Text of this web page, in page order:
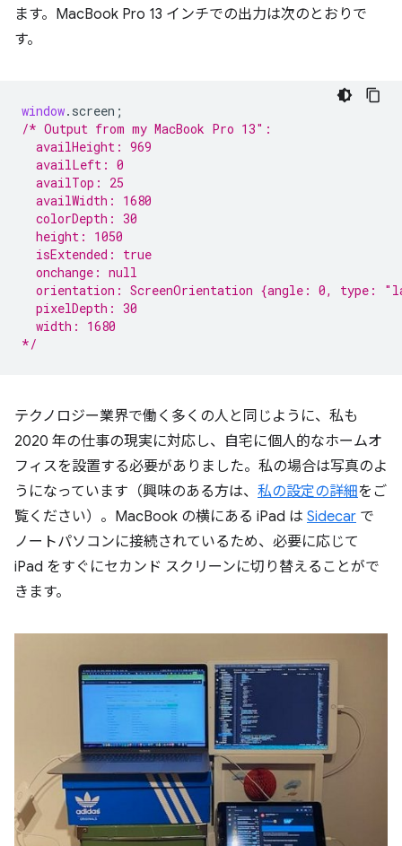
ます。MacBook Pro 13 インチでの出力は次のとおりで
す。
window. screen ;
/* Output from my MacBook Pro 13″:
  availHeight: 969
  availLeft: 0
  availTop: 25
  availWidth: 1680
  colorDepth: 30
  height: 1050
  isExtended: true
  onchange: null
orientation: ScreenOrientation {angle: 0, type:
  pixelDepth: 30
  width: 1680
*/
テクノロジー業界で働く多くの人と同じように、私も
2020 年の仕事の現実に対応し、自宅に個人的なホームオ
フィスを設置する必要がありました。私の場合は写真のよ
うになっています（興味のある方は、 私の設定の詳細をご
覧ください）。MacBook の横にある iPad は Sidecar で
ノートパソコンに接続されているため、必要に応じて
iPad をすぐにセカンド スクリーンに切り替えることがで
きます。